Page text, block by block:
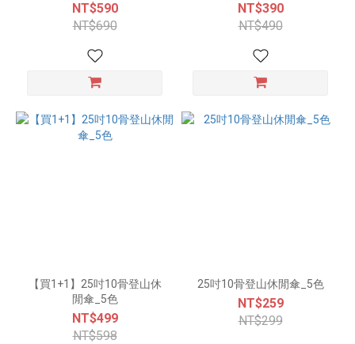
NT$590
NT$690
NT$390
NT$490
【買1+1】25吋10骨登山休
閒傘_5色
NT$499
NT$598
25吋10骨登山休閒傘_5色
NT$259
NT$299